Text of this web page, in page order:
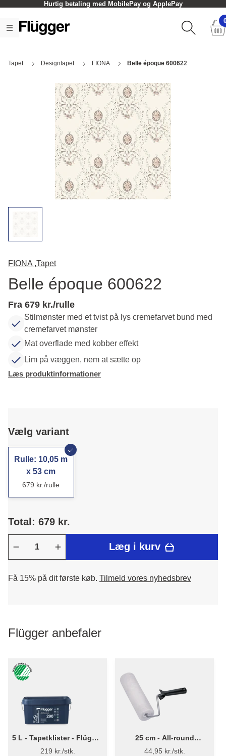
Hurtig betaling med MobilePay og ApplePay
Tapet Designtapet FIONA Belle époque 600622
FIONA ,Tapet
Belle époque 600622
Fra 679 kr./rulle
Stilmønster med et tvist på lys cremefarvet bund med
cremefarvet mønster
Mat overflade med kobber effekt
Lim på væggen, nem at sætte op
Læs produktinformationer
Vælg variant
Rulle: 10,05 m
x 53 cm
679 kr./rulle
Total: 679 kr.
Læg i kurv
Få 15% på dit første køb. Tilmeld vores nyhedsbrev
Flügger anbefaler
5 L - Tapetklister - Flügger
Adhesive 290
219 kr./stk.
25 cm - All-round
Malerrulle m/skaft
44,95 kr./stk.